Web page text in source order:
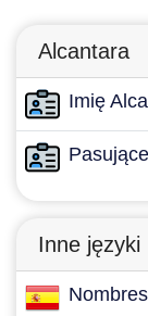
Alcantara
Imię
Inne języki